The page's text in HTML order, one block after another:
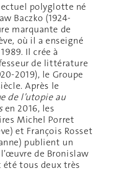
polyglotte né
Baczko (1924-
marquante de
où il a enseigné
Il crée à
de littérature
2019), le Groupe
Après le
de l’utopie au
en 2016, les
Michel Porret
et François Rosset
publient un
de Bronislaw
tous deux très